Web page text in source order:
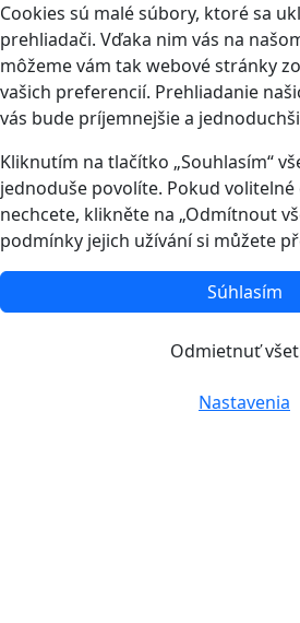
Cookies sú malé súbory, ktoré sa
prehliadači. Vďaka nim vás na
môžeme vám tak webové stránky
vašich preferencií. Prehliadanie
vás bude príjemnejšie a
Kliknutím na tlačítko „Souhlasím“
jednoduše povolíte. Pokud
nechcete, klikněte na „Odmítnout
podmínky jejich užívání si můžete
Súhlasím
Odmietnuť
Nastavenia